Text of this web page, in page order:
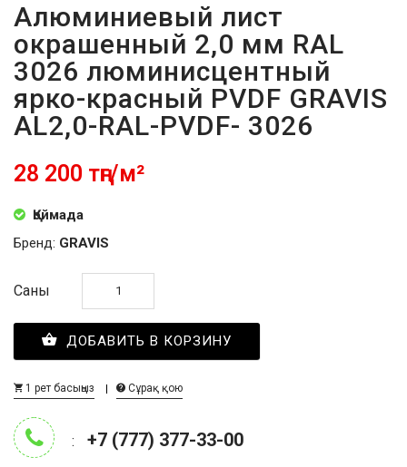
Алюминиевый лист
окрашенный 2,0 мм RAL
3026 люминисцентный
ярко-красный PVDF GRAVIS
AL2,0-RAL-PVDF- 3026
28 200 тңг/м²
Қоймада
Бренд: GRAVIS
Саны
ДОБАВИТЬ В КОРЗИНУ
1 рет басыңыз Сұрақ қою
: +7 (777) 377-33-00